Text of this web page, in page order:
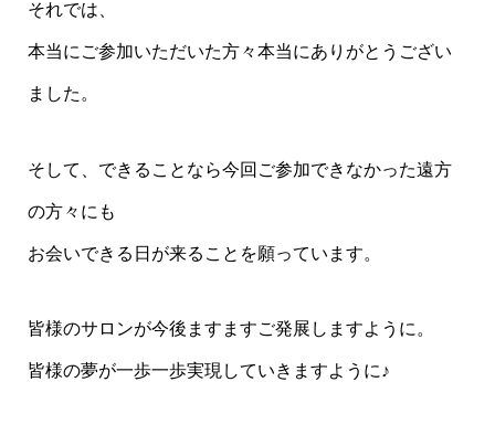
それでは、
本当にご参加いただいた方々本当にありがとうござい
ました。
そして、できることなら今回ご参加できなかった遠方
の方々にも
お会いできる日が来ることを願っています。
皆様のサロンが今後ますますご発展しますように。
皆様の夢が一歩一歩実現していきますように♪